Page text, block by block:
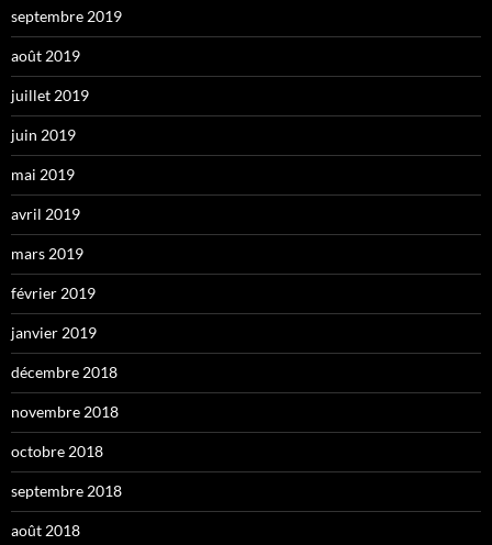
septembre 2019
août 2019
juillet 2019
juin 2019
mai 2019
avril 2019
mars 2019
février 2019
janvier 2019
décembre 2018
novembre 2018
octobre 2018
septembre 2018
août 2018